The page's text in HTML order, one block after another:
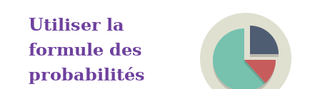
Utiliser la
formule des
probabilités